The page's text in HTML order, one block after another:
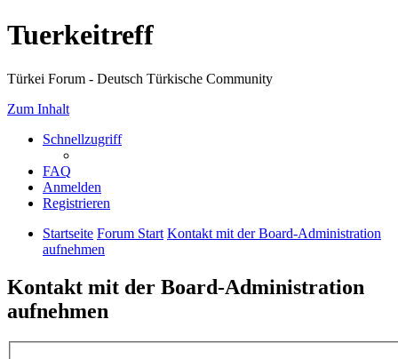
Tuerkeitreff
Türkei Forum - Deutsch Türkische Community
Zum Inhalt
Schnellzugriff
FAQ
Anmelden
Registrieren
Startseite Forum Start Kontakt mit der Board-Administration
aufnehmen
Kontakt mit der Board-Administration
aufnehmen